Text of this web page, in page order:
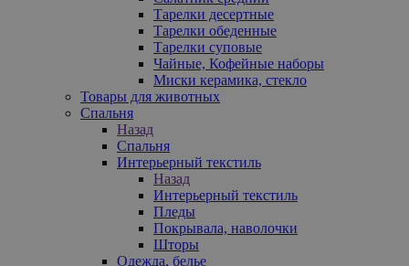
Тарелки десертные
Тарелки обеденные
Тарелки суповые
Чайные, Кофейные наборы
Миски керамика, стекло
Товары для животных
Спальня
Назад
Спальня
Интерьерный текстиль
Назад
Интерьерный текстиль
Пледы
Покрывала, наволочки
Шторы
Одежда, белье